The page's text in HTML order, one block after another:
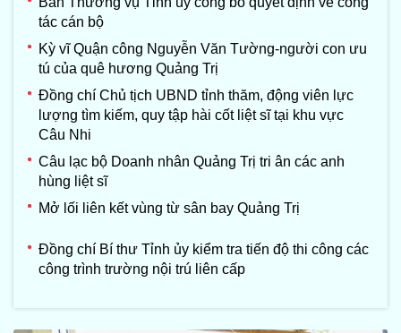
tác cán bộ
Kỳ vĩ Quận công Nguyễn Văn Tường-người con ưu
tú của quê hương Quảng Trị
Đồng chí Chủ tịch UBND tỉnh thăm, động viên lực
lượng tìm kiếm, quy tập hài cốt liệt sĩ tại khu vực
Câu Nhi
Câu lạc bộ Doanh nhân Quảng Trị tri ân các anh
hùng liệt sĩ
Mở lối liên kết vùng từ sân bay Quảng Trị
Đồng chí Bí thư Tỉnh ủy kiểm tra tiến độ thi công các
công trình trường nội trú liên cấp